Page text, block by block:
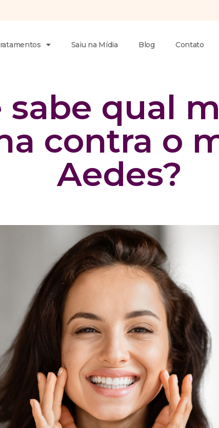
Saiu na Mídia Blog Contato
sabe qual
contra o
Aedes?